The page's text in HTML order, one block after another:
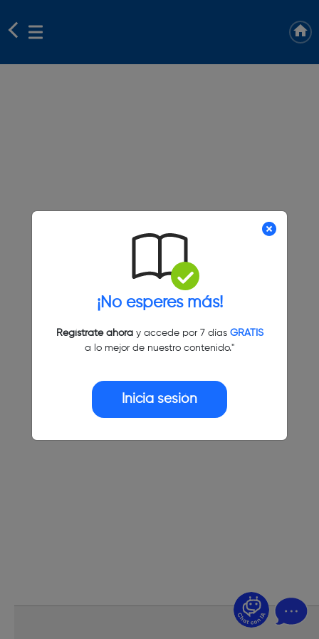
¡No esperes más!
Regístrate ahoray accede por 7 días GRATIS
a lo mejor de nuestro contenido."
Inicia sesión